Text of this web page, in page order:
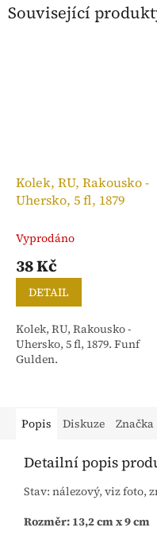
Související
Kolek, RU, Rakousko -
Uhersko, 5 fl, 1879
Vyprodáno
38 Kč
DETAIL
Kolek, RU, Rakousko -
Uhersko, 5 fl, 1879. Funf
Gulden.
Popis Diskuze Značka
Detailní popis
Stav: nálezový, viz foto,
Rozměr: 13,2 cm x 9 cm